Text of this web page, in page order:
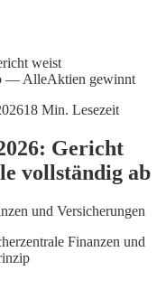
weist
— AlleAktien gewinnt
18 Min. Lesezeit
Gericht
vollständig ab
und Versicherungen
Finanzen und